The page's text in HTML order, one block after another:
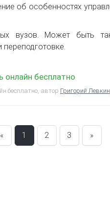
об особенностях
вузов. Может быть
онлайн бесплатно
бесплатно, автор Григорий Левкин
« 1 2 3 »